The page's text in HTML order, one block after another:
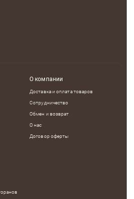
О компании
Доставка и оплата товаров
Сотрудничество
Обмен и возврат
О нас
Договор оферты